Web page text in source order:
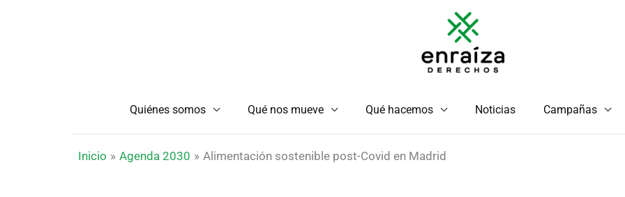
Quiénes somos Qué nos mueve Qué hacemos Noticias Campañas
Inicio Agenda 2030 Alimentación sostenible post-Covid en Madrid